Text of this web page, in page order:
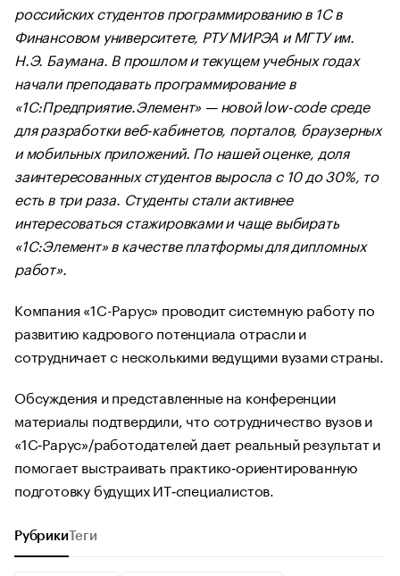
российских студентов программированию в 1С в
Финансовом университете, РТУ МИРЭА и МГТУ им.
Н.Э. Баумана. В прошлом и текущем учебных годах
начали преподавать программирование в
«1С:Предприятие.Элемент» — новой low-code среде
для разработки веб-кабинетов, порталов, браузерных
и мобильных приложений. По нашей оценке, доля
заинтересованных студентов выросла с 10 до 30%, то
есть в три раза. Студенты стали активнее
интересоваться стажировками и чаще выбирать
«1С:Элемент» в качестве платформы для дипломных
работ».
Компания «1С-Рарус» проводит системную работу по
развитию кадрового потенциала отрасли и
сотрудничает с несколькими ведущими вузами страны.
Обсуждения и представленные на конференции
материалы подтвердили, что сотрудничество вузов и
«1С‑Рарус»/работодателей дает реальный результат и
помогает выстраивать практико‑ориентированную
подготовку будущих ИТ‑специалистов.
Рубрики Теги